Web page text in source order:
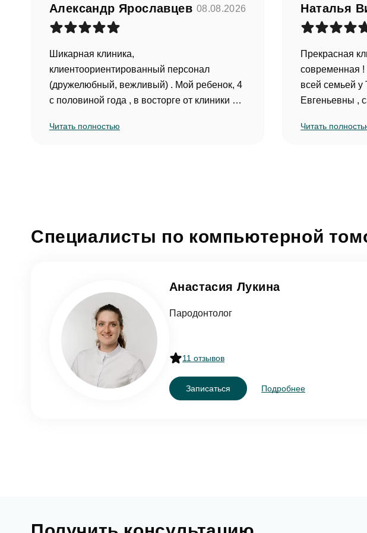
Александр Ярославцев 08.08.2026
Шикарная клиника,
клиентоориентированный персонал
(дружелюбный, вежливый) . Мой ребенок, 4
с половиной года , в восторге от клиники и
быть лучше для родителя, столкнувшись с
Читать полностью
Наталья
Прекрасная
современная
всей семьей у
Евгеньевны ,
и прекрасный
Читать
Специалисты по компьютерной
Анастасия Лукина
Пародонтолог
11 отзывов
Записаться Подробнее
Отправить